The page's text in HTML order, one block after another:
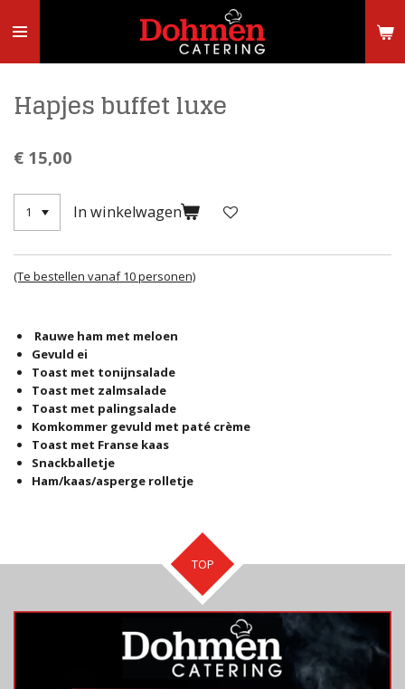
direct
Hapjes buffet luxe
€ 15,00
In winkelwagen
(Te bestellen vanaf 10 personen)
Rauwe ham met meloen
Gevuld ei
Toast met tonijnsalade
Toast met zalmsalade
Toast met palingsalade
Komkommer gevuld met paté crème
Toast met Franse kaas
Snackballetje
Ham/kaas/asperge rolletje
TOP